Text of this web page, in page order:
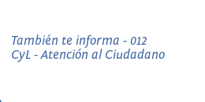
También te informa - 012
CyL - Atención al Ciudadano